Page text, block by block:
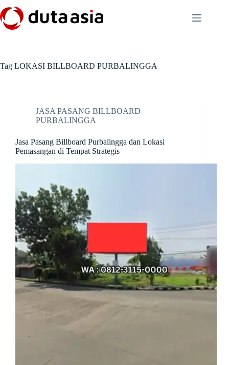
to
content
Tag LOKASI BILLBOARD PURBALINGGA
JASA PASANG BILLBOARD
PURBALINGGA
Jasa Pasang Billboard Purbalingga dan Lokasi
Pemasangan di Tempat Strategis